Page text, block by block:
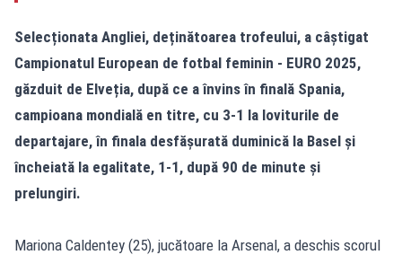
Selecționata Angliei, deținătoarea trofeului, a câștigat
Campionatul European de fotbal feminin - EURO 2025,
găzduit de Elveția, după ce a învins în finală Spania,
campioana mondială en titre, cu 3-1 la loviturile de
departajare, în finala desfășurată duminică la Basel și
încheiată la egalitate, 1-1, după 90 de minute și
prelungiri.
Mariona Caldentey (25), jucătoare la Arsenal, a deschis scorul